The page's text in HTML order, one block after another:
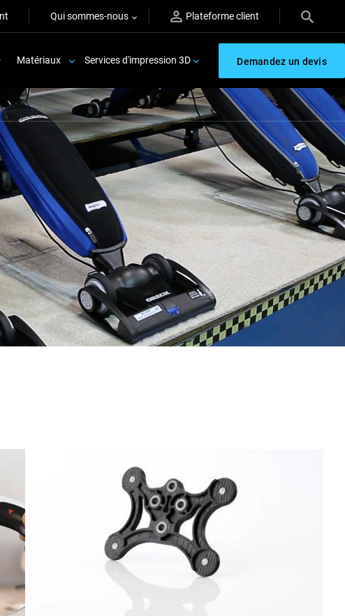
Qui sommes-nous Plateforme client
Matériaux Services d'impression 3D Demandez un devis